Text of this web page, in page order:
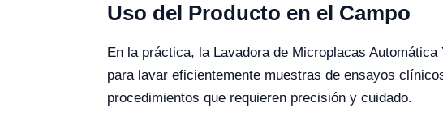
Uso del Producto en el Campo
En la práctica, la Lavadora de Microplacas
para lavar eficientemente muestras de ensayos
procedimientos que requieren precisión y cuidado.